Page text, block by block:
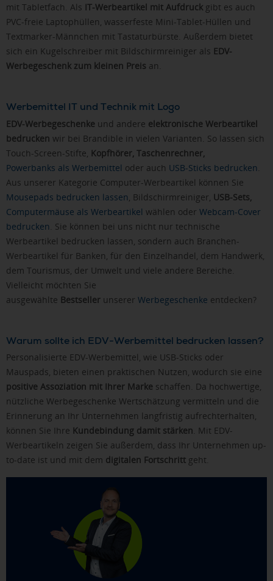
mit Tabletfach. Als IT-Werbeartikel mit Aufdruck gibt es auch
PVC-freie Laptophüllen, wasserfeste Mini-Tablet-Hüllen und
Textmarker-Männchen mit Tastaturbürste. Außerdem bietet
sich ein Kugelschreiber mit Bildschirmreiniger als EDV-
Werbegeschenk zum kleinen Preis an.
Werbemittel IT und Technik mit Logo
EDV-Werbegeschenke und andere elektronische Werbeartikel
bedrucken wir bei Brandible in vielen Varianten. So lassen sich
Touch-Screen-Stifte, Kopfhörer, Taschenrechner,
Powerbanks als Werbemittel oder auch USB-Sticks bedrucken
Aus unserer Kategorie Computer-Werbeartikel können Sie
Mousepads bedrucken lassen , Bildschirmreiniger, USB-Sets,
Computermäuse als Werbeartikel wählen oder Webcam-Cover
bedrucken . Sie können bei uns nicht nur technische
Werbeartikel bedrucken lassen, sondern auch Branchen-
Werbeartikel für Banken, für den Einzelhandel, dem Handwerk,
dem Tourismus, der Umwelt und viele andere Bereiche.
Vielleicht möchten Sie
ausgewählte Bestseller unserer Werbegeschenke entdecken?
Warum sollte ich EDV-Werbemittel bedrucken lassen?
Personalisierte EDV-Werbemittel, wie USB-Sticks oder
Mauspads, bieten einen praktischen Nutzen, wodurch sie eine
positive Assoziation mit Ihrer Marke schaffen. Da hochwertige,
nützliche Werbegeschenke Wertschätzung vermitteln und die
Erinnerung an Ihr Unternehmen langfristig aufrechterhalten,
können Sie Ihre Kundebindung damit stärken. Mit EDV-
Werbeartikeln zeigen Sie außerdem, dass Ihr Unternehmen up-
to-date ist und mit dem digitalen Fortschritt geht.